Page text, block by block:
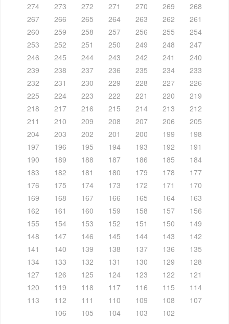
274
273 272 271 270 269
268
267
266 265 264 263 262
261
260
259 258 257 256 255
254
253
252 251 250 249 248
247
246
245 244 243 242 241
240
239
238 237 236 235 234
233
232
231 230 229 228 227
226
225
224 223 222 221 220
219
218
217 216 215 214 213
212
211
210 209 208 207 206
205
204
203 202 201 200 199
198
197
196 195 194 193 192
191
190
189 188 187 186 185
184
183
182 181 180 179 178
177
176
175 174 173 172 171
170
169
168 167 166 165 164
163
162
161 160 159 158 157
156
155
154 153 152 151 150
149
148
147 146 145 144 143
142
141
140 139 138 137 136
135
134
133 132 131 130 129
128
127
126 125 124 123 122
121
120
119 118 117 116 115
114
113
112 111 110 109 108
107
106
105 104 103 102